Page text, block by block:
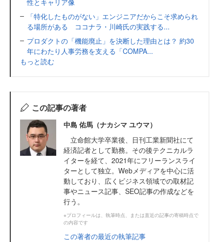
「特化したものがない」エンジニアだからこそ求められ
る場所がある ココナラ・川崎氏の実践する...
プロダクトの「機能廃止」を決断した理由とは？ 約30
年にわたり人事労務を支える「COMPA...
もっと読む
この記事の著者
中島 佑馬（ナカシマ ユウマ）
立命館大学卒業後、日刊工業新聞社にて
経済記者として勤務。その後テクニカルラ
イターを経て、2021年にフリーランスライ
ターとして独立。Webメディアを中心に活
動しており、広くビジネス領域での取材記
事やニュース記事、SEO記事の作成などを
行う。
※プロフィールは、執筆時点、または直近の記事の寄稿時点で
の内容です
この著者の最近の執筆記事